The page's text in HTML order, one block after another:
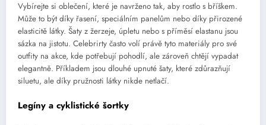
Vybírejte si oblečení, které je navrženo tak, aby rostlo s bříškem.
Může to být díky řasení, speciálním panelům nebo díky přirozené
elasticitě látky. Šaty z žerzeje, úpletu nebo s příměsí elastanu jsou
sázka na jistotu. Celebrirty často volí právě tyto materiály pro své
outfity na akce, kde potřebují pohodlí, ale zároveň chtějí vypadat
elegantně. Příkladem jsou dlouhé upnuté šaty, které zdůrazňují
siluetu, ale díky pružnosti látky nikde netlačí.
Legíny a cyklistické šortky